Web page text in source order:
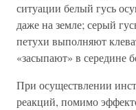
ситуации белый гусь
даже на земле; серый
петухи выполняют
«засыпают» в середине
При осуществлении
реакций, помимо